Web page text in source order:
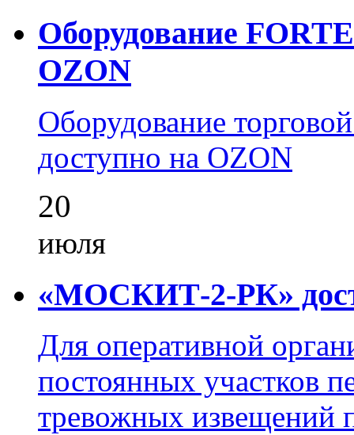
Оборудование
OZON
Оборудование
доступно на OZON
20
июля
«МОСКИТ-2-РК»
Для оперативной
постоянных участков
тревожных извещений